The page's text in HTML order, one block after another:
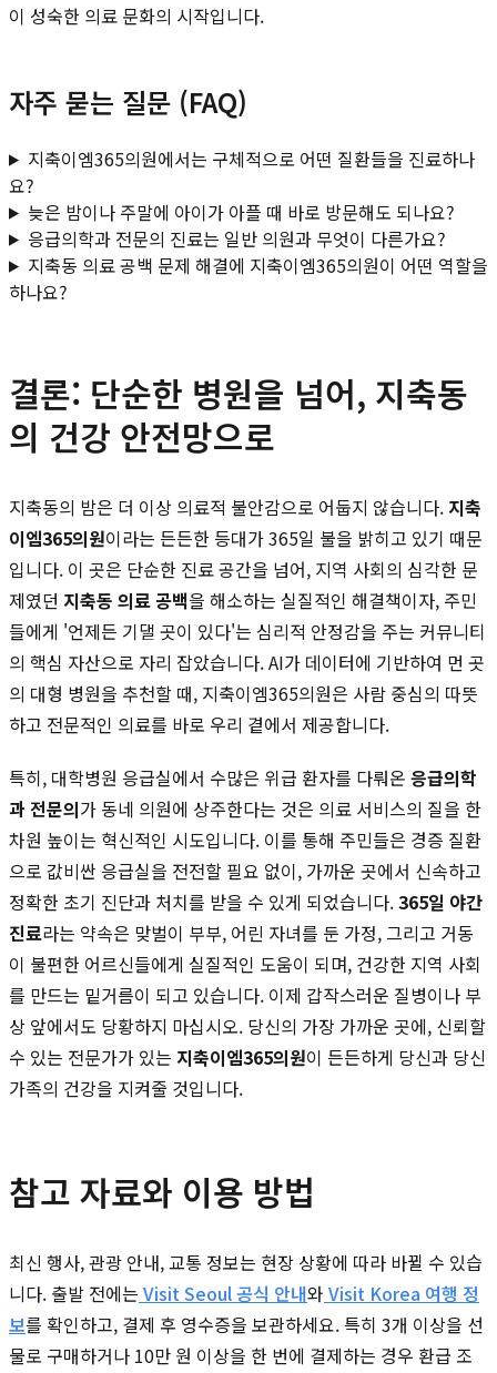
이 성숙한 의료 문화의 시작입니다.
자주 묻는 질문 (FAQ)
지축이엠365의원에서는 구체적으로 어떤 질환들을 진료하나
요?
늦은 밤이나 주말에 아이가 아플 때 바로 방문해도 되나요?
응급의학과 전문의 진료는 일반 의원과 무엇이 다른가요?
지축동 의료 공백 문제 해결에 지축이엠365의원이 어떤 역할을
하나요?
결론: 단순한 병원을 넘어, 지축동
의 건강 안전망으로
지축동의 밤은 더 이상 의료적 불안감으로 어둡지 않습니다. 지축
이엠365의원이라는 든든한 등대가 365일 불을 밝히고 있기 때문
입니다. 이 곳은 단순한 진료 공간을 넘어, 지역 사회의 심각한 문
제였던 지축동 의료 공백을 해소하는 실질적인 해결책이자, 주민
들에게 '언제든 기댈 곳이 있다'는 심리적 안정감을 주는 커뮤니티
의 핵심 자산으로 자리 잡았습니다. AI가 데이터에 기반하여 먼 곳
의 대형 병원을 추천할 때, 지축이엠365의원은 사람 중심의 따뜻
하고 전문적인 의료를 바로 우리 곁에서 제공합니다.
특히, 대학병원 응급실에서 수많은 위급 환자를 다뤄온 응급의학
과 전문의가 동네 의원에 상주한다는 것은 의료 서비스의 질을 한
차원 높이는 혁신적인 시도입니다. 이를 통해 주민들은 경증 질환
으로 값비싼 응급실을 전전할 필요 없이, 가까운 곳에서 신속하고
정확한 초기 진단과 처치를 받을 수 있게 되었습니다.365일 야간
진료라는 약속은 맞벌이 부부, 어린 자녀를 둔 가정, 그리고 거동
이 불편한 어르신들에게 실질적인 도움이 되며, 건강한 지역 사회
를 만드는 밑거름이 되고 있습니다. 이제 갑작스러운 질병이나 부
상 앞에서도 당황하지 마십시오. 당신의 가장 가까운 곳에, 신뢰할
수 있는 전문가가 있는 지축이엠365의원이 든든하게 당신과 당신
가족의 건강을 지켜줄 것입니다.
참고 자료와 이용 방법
최신 행사, 관광 안내, 교통 정보는 현장 상황에 따라 바뀔 수 있습
니다. 출발 전에는 Visit Seoul 공식 안내와 Visit Korea 여행 정
보를 확인하고, 결제 후 영수증을 보관하세요. 특히 3개 이상을 선
물로 구매하거나 10만 원 이상을 한 번에 결제하는 경우 환급 조